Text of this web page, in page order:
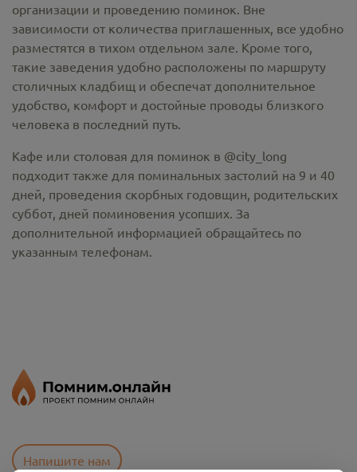
организации и проведению поминок. Вне
зависимости от количества приглашенных, все удобно
разместятся в тихом отдельном зале. Кроме того,
такие заведения удобно расположены по маршруту
столичных кладбищ и обеспечат дополнительное
удобство, комфорт и достойные проводы близкого
человека в последний путь.
Кафе или столовая для поминок в @city_long
подходит также для поминальных застолий на 9 и 40
дней, проведения скорбных годовщин, родительских
суббот, дней поминовения усопших. За
дополнительной информацией обращайтесь по
указанным телефонам.
Напишите нам